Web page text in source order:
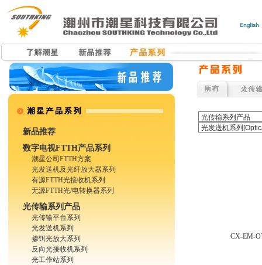
新品推荐
数字电视FTTH产品系列
潮星公司FTTH方案
光发送机及光纤放大器系列
有源FTTH光接收机系列
无源FTTH光/电转换器系列
光传输系列产品
光传输平台系列
光发送机系列
掺铒光放大系列
反向光接收机系列
光工作站系列
CX-EM-